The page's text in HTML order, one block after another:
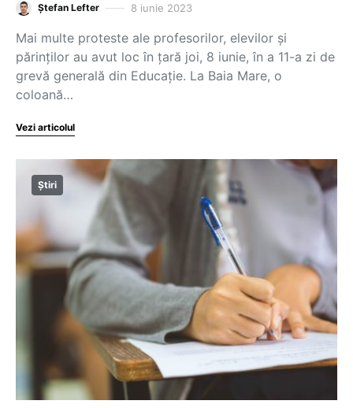
Ștefan Lefter 8 iunie 2023
Mai multe proteste ale profesorilor, elevilor și
părinților au avut loc în țară joi, 8 iunie, în a 11-a zi de
grevă generală din Educație. La Baia Mare, o
coloană…
Vezi articolul
Știri